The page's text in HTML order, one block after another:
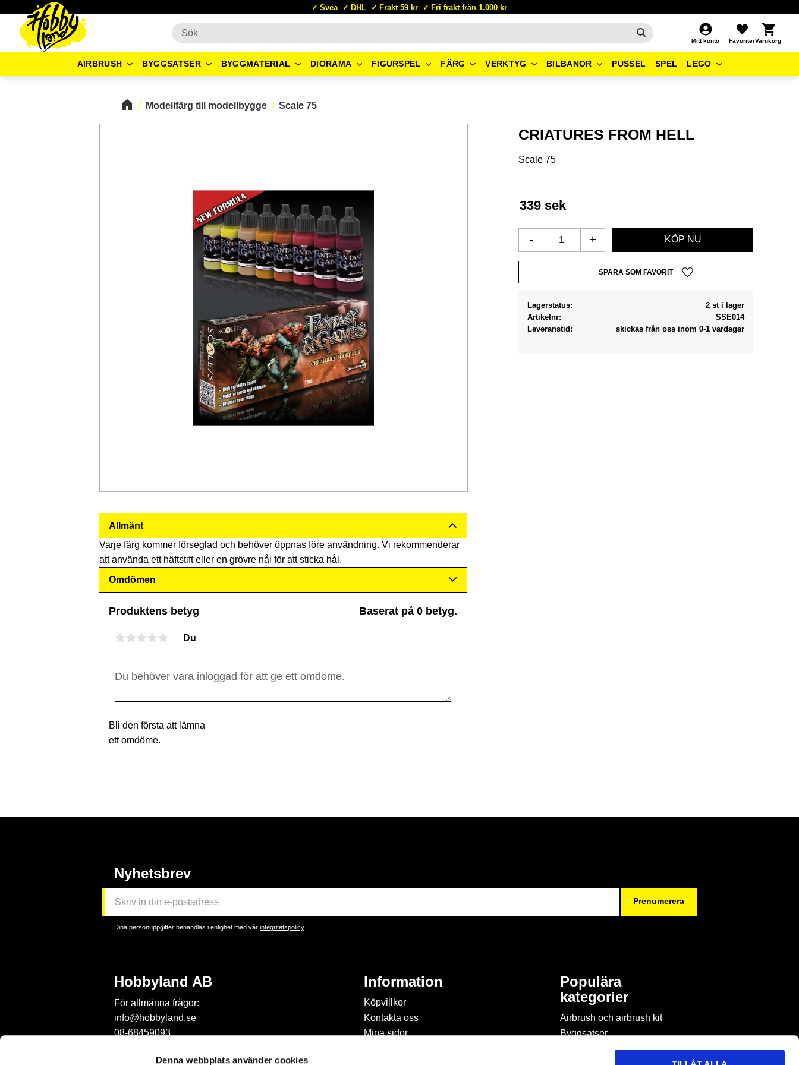
Denna webbplats använder cookies
Svea DHL Frakt 59 kr Fri frakt från 1.000 kr
Mitt konto
Favoriter
Kundvagn
AIRBRUSH BYGGSATSER BYGGMATERIAL DIORAMA FIGURSPEL FÄRG VERKTYG BILBANOR PUSSEL SPEL LEGO
Modellfärg till modellbygge Scale 75
CRIATURES FROM HELL
Scale 75
339 sek
+
-
Lägg till i favoriter
Lagerstatus
2 st i lager
Artikelnr
SSE014
Leveranstid
skickas från oss inom 0-1 vardagar
Allmänt
Varje färg kommer förseglad och behöver öppnas före användning. Vi rekommenderar
att använda ett häftstift eller en grövre nål för att sticka hål.
Omdömen
Produktens betyg Baserat på 0 betyg.
Du
Bli den första att lämna
ett omdöme.
Nyhetsbrev
Prenumerera
Dina personuppgifter behandlas i enlighet med vår integritetspolicy.
Hobbyland AB
För allmänna frågor:
info@hobbyland.se
08-68459093
Information
Köpvillkor
Kontakta oss
Mina sidor
Populära
kategorier
Airbrush och airbrush kit
Byggsatser
Böcker & tidningar om